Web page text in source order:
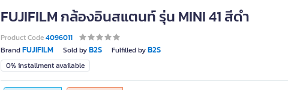
FUJIFILM กล้องอินสแตนท์ รุ่น MINI 41 สีดำ
Product Code4096011
BrandFUJIFILM Sold byB2S Fulfilled byB2S
0% installment available